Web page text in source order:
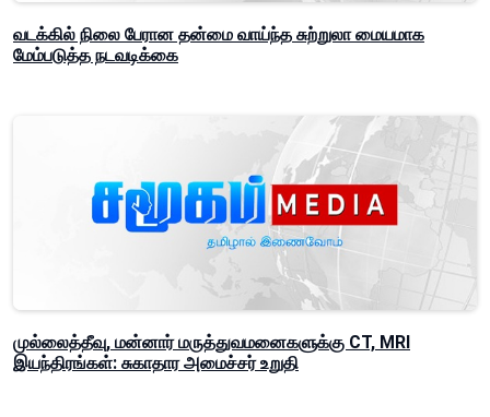
வடக்கில் நிலை பேரான தன்மை வாய்ந்த சுற்றுலா மையமாக
மேம்படுத்த நடவடிக்கை
முல்லைத்தீவு, மன்னார் மருத்துவமனைகளுக்கு CT, MRI
இயந்திரங்கள்: சுகாதார அமைச்சர் உறுதி